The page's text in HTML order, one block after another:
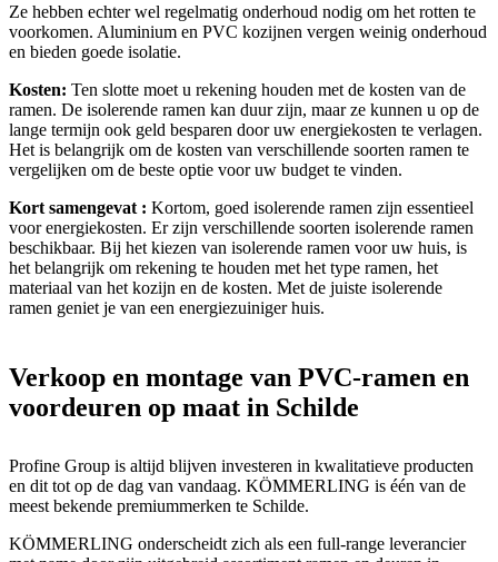
Ze hebben echter wel regelmatig onderhoud nodig om het rotten te
voorkomen. Aluminium en PVC kozijnen vergen weinig onderhoud
en bieden goede isolatie.
Kosten: Ten slotte moet u rekening houden met de kosten van de
ramen. De isolerende ramen kan duur zijn, maar ze kunnen u op de
lange termijn ook geld besparen door uw energiekosten te verlagen.
Het is belangrijk om de kosten van verschillende soorten ramen te
vergelijken om de beste optie voor uw budget te vinden.
Kort samengevat : Kortom, goed isolerende ramen zijn essentieel
voor energiekosten. Er zijn verschillende soorten isolerende ramen
beschikbaar. Bij het kiezen van isolerende ramen voor uw huis, is
het belangrijk om rekening te houden met het type ramen, het
materiaal van het kozijn en de kosten. Met de juiste isolerende
ramen geniet je van een energiezuiniger huis.
Verkoop en montage van PVC-ramen en
voordeuren op maat in Schilde
Profine Group is altijd blijven investeren in kwalitatieve producten
en dit tot op de dag van vandaag. KÖMMERLING is één van de
meest bekende premiummerken te Schilde.
KÖMMERLING onderscheidt zich als een full-range leverancier